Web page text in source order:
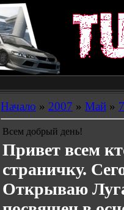
Начало » 2007 » Май » 7
Всем добрый день!
Привет всем
страничку.
Открываю